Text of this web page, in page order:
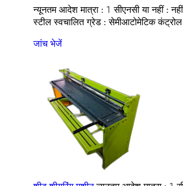
न्यूनतम आदेश मात्रा : 1 सीएनसी या नहीं :नहीं
स्टील स्वचालित ग्रेड :सेमीआटोमेटिक
जांच भेजें